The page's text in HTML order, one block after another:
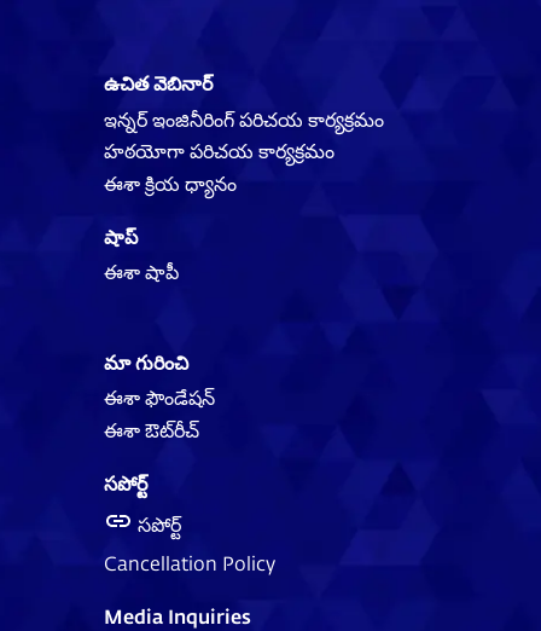
ఉచిత వెబినార్
ఇన్నర్ ఇంజినీరింగ్ పరిచయ కార్యక్రమం
హఠయోగా పరిచయ కార్యక్రమం
ఈశా క్రియ ధ్యానం
షాప్
ఈశా షాపీ
మా గురించి
ఈశా ఫౌండేషన్
ఈశా ఔట్‌‌రీచ్
సపోర్ట్
సపోర్ట్
Cancellation Policy
Media Inquiries